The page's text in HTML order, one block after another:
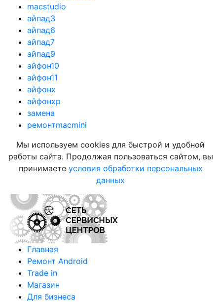
macstudio
айпад3
айпад6
айпад7
айпад9
айфон10
айфон11
айфонx
айфонхр
замена
ремонтmacmini
Мы используем cookies для быстрой и удобной
работы сайта. Продолжая пользоваться сайтом, вы
принимаете условия обработки персональных
данных
Главная
Ремонт Android
Trade in
Магазин
Для бизнеса